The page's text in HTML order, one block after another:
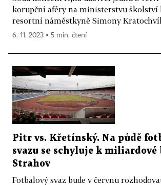
korupční aféry na ministerstvu školství
resortní náměstkyně Simony
6. 11. 2023 ▪ 5 min. čtení
Pitr vs. Křetínský. Na půdě
svazu se schyluje k miliardové
Strahov
Fotbalový svaz bude v červnu